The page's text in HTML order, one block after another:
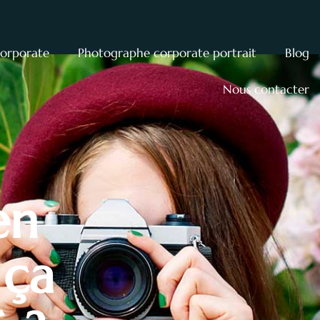
Photographe corporate portrait Blog
Nous contacter